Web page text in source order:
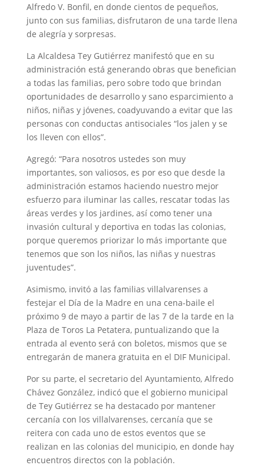
Alfredo V. Bonfil, en donde cientos de pequeños,
junto con sus familias, disfrutaron de una tarde llena
de alegría y sorpresas.
La Alcaldesa Tey Gutiérrez manifestó que en su
administración está generando obras que benefician
a todas las familias, pero sobre todo que brindan
oportunidades de desarrollo y sano esparcimiento a
niños, niñas y jóvenes, coadyuvando a evitar que las
personas con conductas antisociales “los jalen y se
los lleven con ellos”.
Agregó: “Para nosotros ustedes son muy
importantes, son valiosos, es por eso que desde la
administración estamos haciendo nuestro mejor
esfuerzo para iluminar las calles, rescatar todas las
áreas verdes y los jardines, así como tener una
invasión cultural y deportiva en todas las colonias,
porque queremos priorizar lo más importante que
tenemos que son los niños, las niñas y nuestras
juventudes”.
Asimismo, invitó a las familias villalvarenses a
festejar el Día de la Madre en una cena-baile el
próximo 9 de mayo a partir de las 7 de la tarde en la
Plaza de Toros La Petatera, puntualizando que la
entrada al evento será con boletos, mismos que se
entregarán de manera gratuita en el DIF Municipal.
Por su parte, el secretario del Ayuntamiento, Alfredo
Chávez González, indicó que el gobierno municipal
de Tey Gutiérrez se ha destacado por mantener
cercanía con los villalvarenses, cercanía que se
reitera con cada uno de estos eventos que se
realizan en las colonias del municipio, en donde hay
encuentros directos con la población.